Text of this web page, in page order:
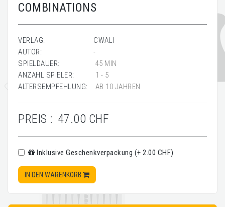
COMBINATIONS
VERLAG:
CWALI
AUTOR:
-
SPIELDAUER:
45 MIN
ANZAHL SPIELER:
1 - 5
ALTERSEMPFEHLUNG:
AB 10 JAHREN
PREIS : 47.00 CHF
Inklusive Geschenkverpackung (+ 2.00 CHF)
IN DEN WARENKORB